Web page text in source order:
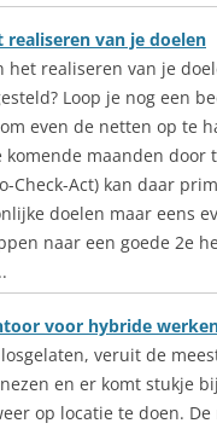
van je doelen
het realiseren van je
Loop je nog een
even de netten op te
maanden door
Check-Act) kan daar
doelen maar eens
naar een goede 2e
voor hybride
veruit de
en er komt stukje
op locatie te doen.